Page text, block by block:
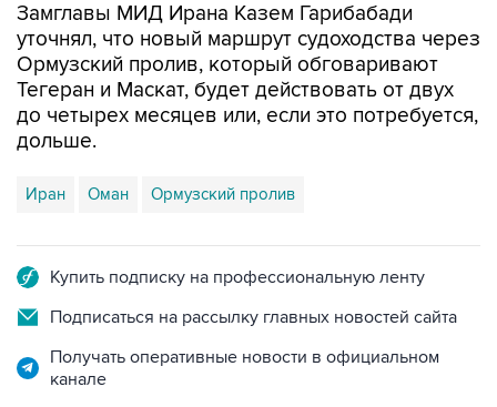
Замглавы МИД Ирана Казем Гарибабади
уточнял, что новый маршрут судоходства через
Ормузский пролив, который обговаривают
Тегеран и Маскат, будет действовать от двух
до четырех месяцев или, если это потребуется,
дольше.
Иран Оман Ормузский пролив
Купить подписку на профессиональную ленту
Подписаться на рассылку главных новостей сайта
Получать оперативные новости в официальном
канале